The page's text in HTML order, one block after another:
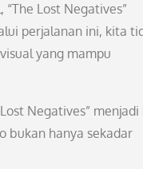
Lost Negatives”
perjalanan ini, kita
yang mampu
Negatives”
bukan hanya sekadar